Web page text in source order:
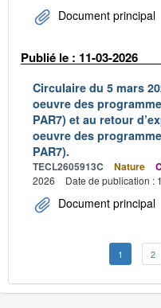
Document principal
Publié le : 11-03-2026
Circulaire du 5 mars
oeuvre des
PAR7) et au retour
oeuvre des
PAR7).
TECL2605913C Nature
2026
Date de publication :
Document principal
1 2